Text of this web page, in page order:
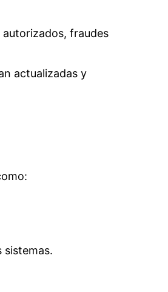
fraudes
actualizadas y
sistemas.